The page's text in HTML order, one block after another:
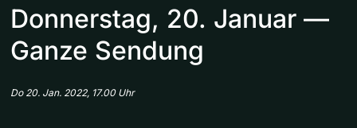
Donnerstag, 20. Januar —
Ganze Sendung
Do 20. Jan. 2022, 17.00 Uhr